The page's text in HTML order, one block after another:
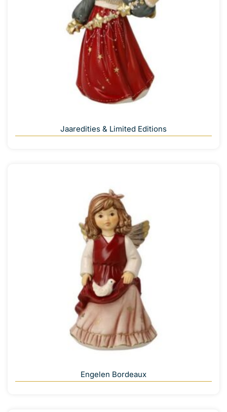
Jaaredities & Limited Editions
Engelen Bordeaux